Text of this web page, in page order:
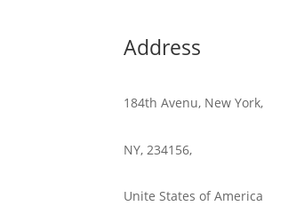
Address
184th Avenu, New York,
NY, 234156,
Unite States of America